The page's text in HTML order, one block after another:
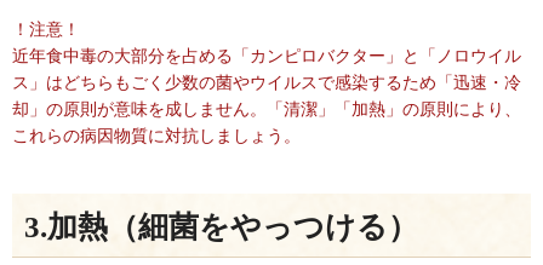
！注意！
近年食中毒の大部分を占める「カンピロバクター」と「ノロウイル
ス」はどちらもごく少数の菌やウイルスで感染するため「迅速・冷
却」の原則が意味を成しません。「清潔」「加熱」の原則により、
これらの病因物質に対抗しましょう。
3.加熱（細菌をやっつける）